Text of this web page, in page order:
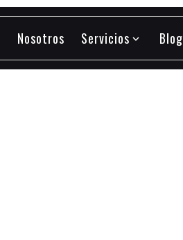
Nosotros
Servicios expand_more
Blog